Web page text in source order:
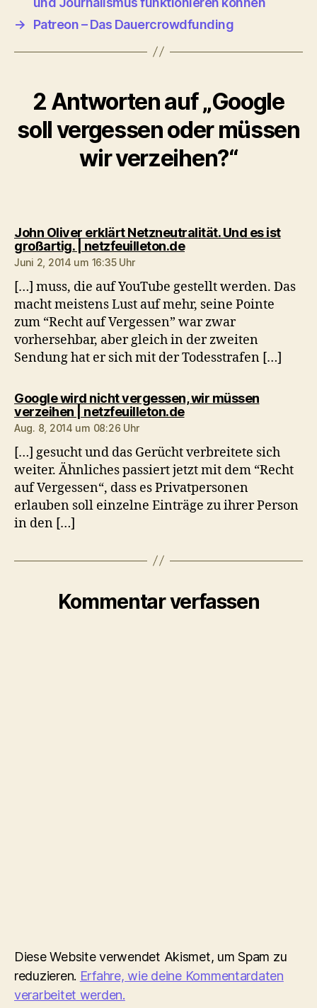
→
Patreon – Das Dauercrowdfunding
2 Antworten auf „Google
soll vergessen oder müssen
wir verzeihen?“
John Oliver erklärt Netzneutralität. Und es ist
großartig. | netzfeuilleton.desagt:
Juni 2, 2014 um 16:35 Uhr
[…] muss, die auf YouTube gestellt werden. Das
macht meistens Lust auf mehr, seine Pointe
zum “Recht auf Vergessen” war zwar
vorhersehbar, aber gleich in der zweiten
Sendung hat er sich mit der Todesstrafen […]
Google wird nicht vergessen, wir müssen
verzeihen | netzfeuilleton.desagt:
Aug. 8, 2014 um 08:26 Uhr
[…] gesucht und das Gerücht verbreitete sich
weiter. Ähnliches passiert jetzt mit dem “Recht
auf Vergessen“, dass es Privatpersonen
erlauben soll einzelne Einträge zu ihrer Person
in den […]
Kommentar verfassen
Diese Website verwendet Akismet, um Spam zu
reduzieren. Erfahre, wie deine Kommentardaten
verarbeitet werden.